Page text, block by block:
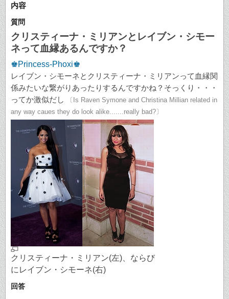
内容
質問
クリスティーナ・ミリアンとレイブン・シモー
ネって血縁あるんですか？
♚Princess-Phoxi♚
レイブン・シモーネとクリスティーナ・ミリアンって血縁関
係みたいな繋がりあったりするんですかね？そっくり・・・
ってか激似だし
〔Is Raven Symone and Christina Millian related in
any way caues they do look alike.......really bad?〕
クリスティーナ・ミリアン(左)、ならび
にレイブン・シモーネ(右)
回答